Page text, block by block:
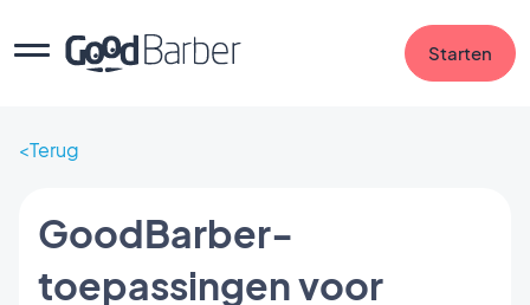
Starten
Terug
GoodBarber-
toepassingen voor